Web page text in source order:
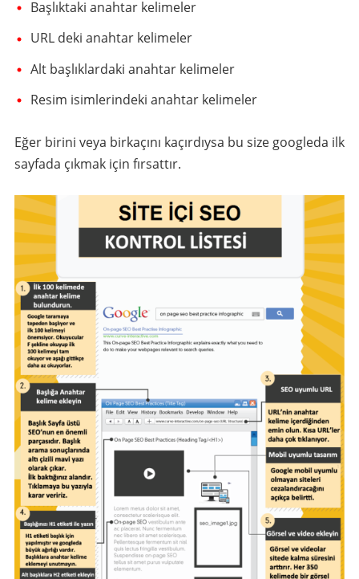
Başlıktaki anahtar kelimeler
URL deki anahtar kelimeler
Alt başlıklardaki anahtar kelimeler
Resim isimlerindeki anahtar kelimeler
Eğer birini veya birkaçını kaçırdıysa bu size googleda ilk
sayfada çıkmak için fırsattır.